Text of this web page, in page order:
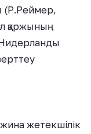
(Р.Реймер,
қаржының
жетекшілік